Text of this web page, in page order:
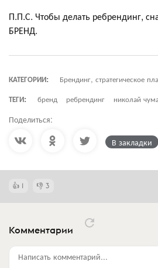
П.П.С. Чтобы делать ребрендинг,
БРЕНД.
КАТЕГОРИИ:
Брендинг, стратегическое
ТЕГИ:
бренд ребрендинг николай
Поделиться:
В закладки
1 3
Комментарии
Написать комментарий...